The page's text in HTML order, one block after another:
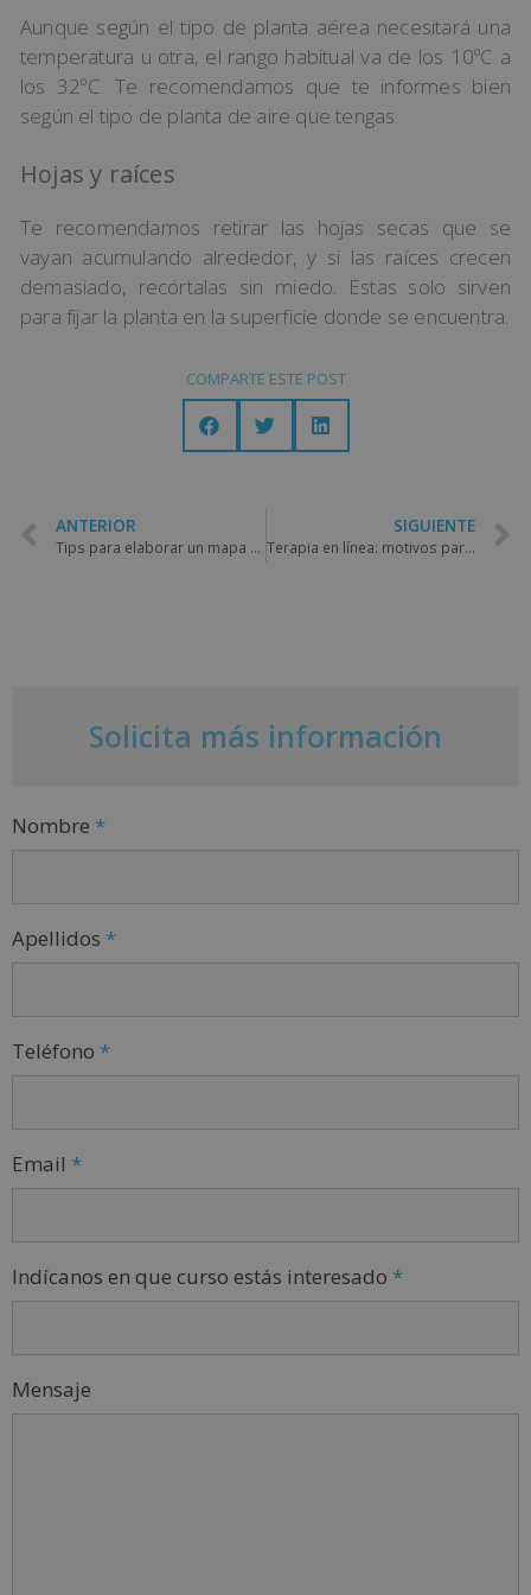
Aunque según el tipo de planta aérea necesitará una
temperatura u otra, el rango habitual va de los 10ºC a
los 32ºC. Te recomendamos que te informes bien
según el tipo de planta de aire que tengas.
Hojas y raíces
Te recomendamos retirar las hojas secas que se
vayan acumulando alrededor, y si las raíces crecen
demasiado, recórtalas sin miedo. Estas solo sirven
para fijar la planta en la superficie donde se encuentra.
COMPARTE ESTE POST
ANTERIOR
Tips para elaborar un mapa de riesgos empresarial
SIGUIENTE
Terapia en línea: motivos para escogerla
Solicita más información
Nombre *
Apellidos *
Teléfono *
Email *
Indícanos en que curso estás interesado *
Mensaje